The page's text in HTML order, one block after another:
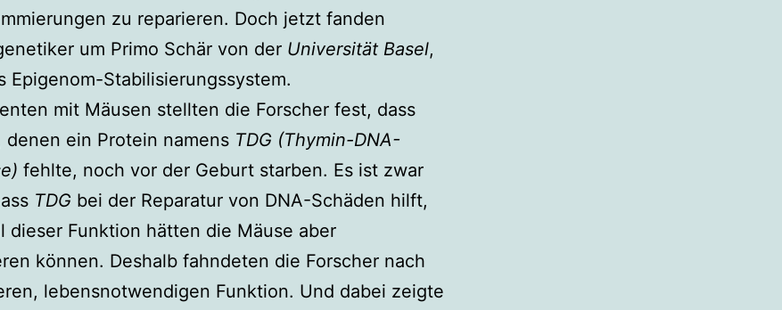
zu reparieren. Doch jetzt fanden
um Primo Schär von der Universität Basel,
Epigenom-Stabilisierungssystem.
mit Mäusen stellten die Forscher fest, dass
denen ein Protein namens TDG (Thymin-DNA-
fehlte, noch vor der Geburt starben. Es ist zwar
TDG bei der Reparatur von DNA-Schäden hilft,
dieser Funktion hätten die Mäuse aber
können. Deshalb fahndeten die Forscher nach
lebensnotwendigen Funktion. Und dabei zeigte